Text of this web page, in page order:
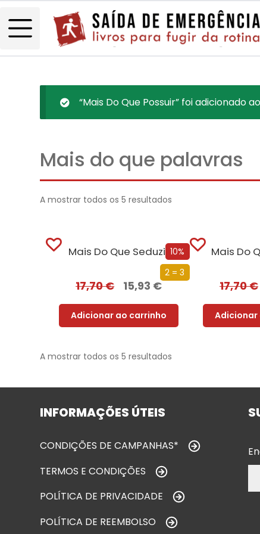
“Mais Do Que Possuir” foi adicionado
Mais do que palavras
A mostrar todos os 5 resultados
10%
2 = 3
Mais Do Que Seduzir
17,70€ 15,93 €
Adicionar ao carrinho
Mais Do
17,70€
Adicionar
A mostrar todos os 5 resultados
INFORMAÇÕES ÚTEIS
CONDIÇÕES DE CAMPANHAS*
TERMOS E CONDIÇÕES
POLÍTICA DE PRIVACIDADE
POLÍTICA DE REEMBOLSO